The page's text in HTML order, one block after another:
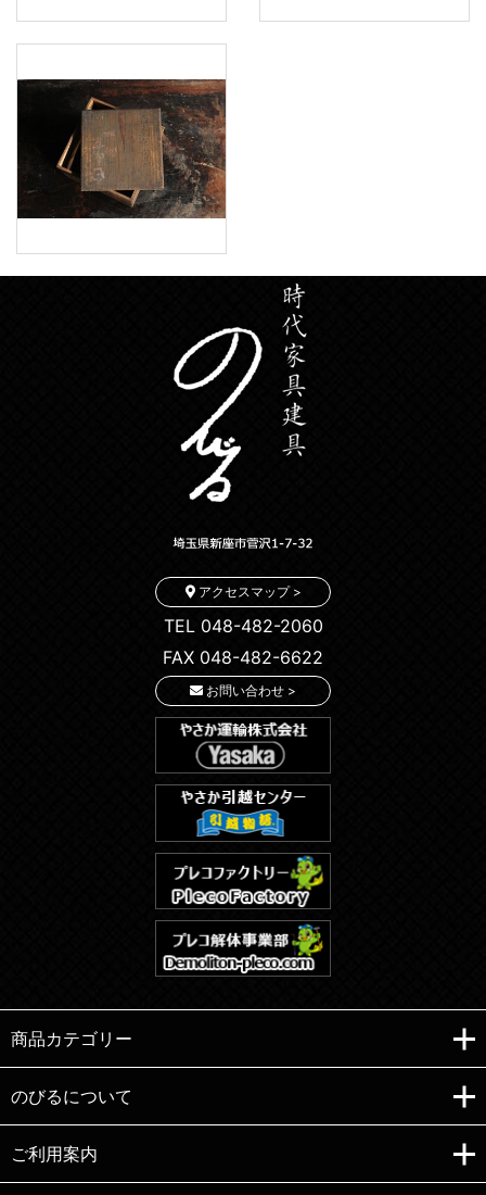
アクセスマップ >
TEL 048-482-2060
FAX 048-482-6622
お問い合わせ >
商品カテゴリー
のびるについて
ご利用案内